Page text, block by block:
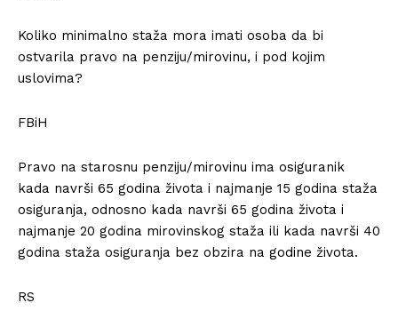
Koliko minimalno staža mora imati osoba da bi
ostvarila pravo na penziju/mirovinu, i pod kojim
uslovima?
FBiH
Pravo na starosnu penziju/mirovinu ima osiguranik
kada navrši 65 godina života i najmanje 15 godina staža
osiguranja, odnosno kada navrši 65 godina života i
najmanje 20 godina mirovinskog staža ili kada navrši 40
godina staža osiguranja bez obzira na godine života.
RS